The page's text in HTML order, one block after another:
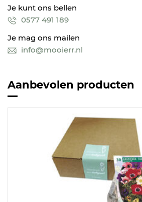
Je kunt ons bellen
0577 491 189
Je mag ons mailen
info@mooierr.nl
Aanbevolen producten